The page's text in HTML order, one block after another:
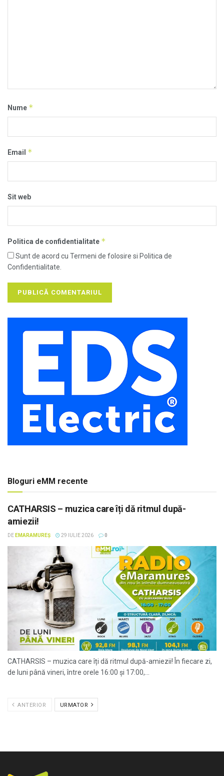
Nume *
Email *
Sit web
Politica de confidentialitate *
Sunt de acord cu Termeni de folosire si Politica de
Confidentialitate.
Bloguri eMM recente
CATHARSIS – muzica care îți dă ritmul după-
amiezii!
DE EMARAMUREȘ 29 IULIE 2026 0
CATHARSIS – muzica care îți dă ritmul după-amiezii! În fiecare zi,
de luni până vineri, între orele 16:00 și 17:00,...
ANTERIOR URMATOR